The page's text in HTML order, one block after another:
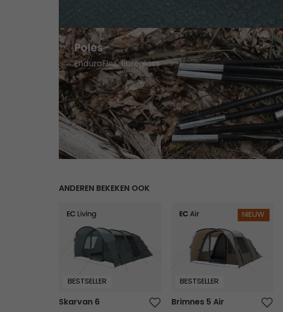
ANDEREN BEKEKEN OOK
Skarvan 6
BESTSELLER
Skarvan 6
Brimnes 5 Air
NIEUW
BESTSELLER
Brimnes 5 Air